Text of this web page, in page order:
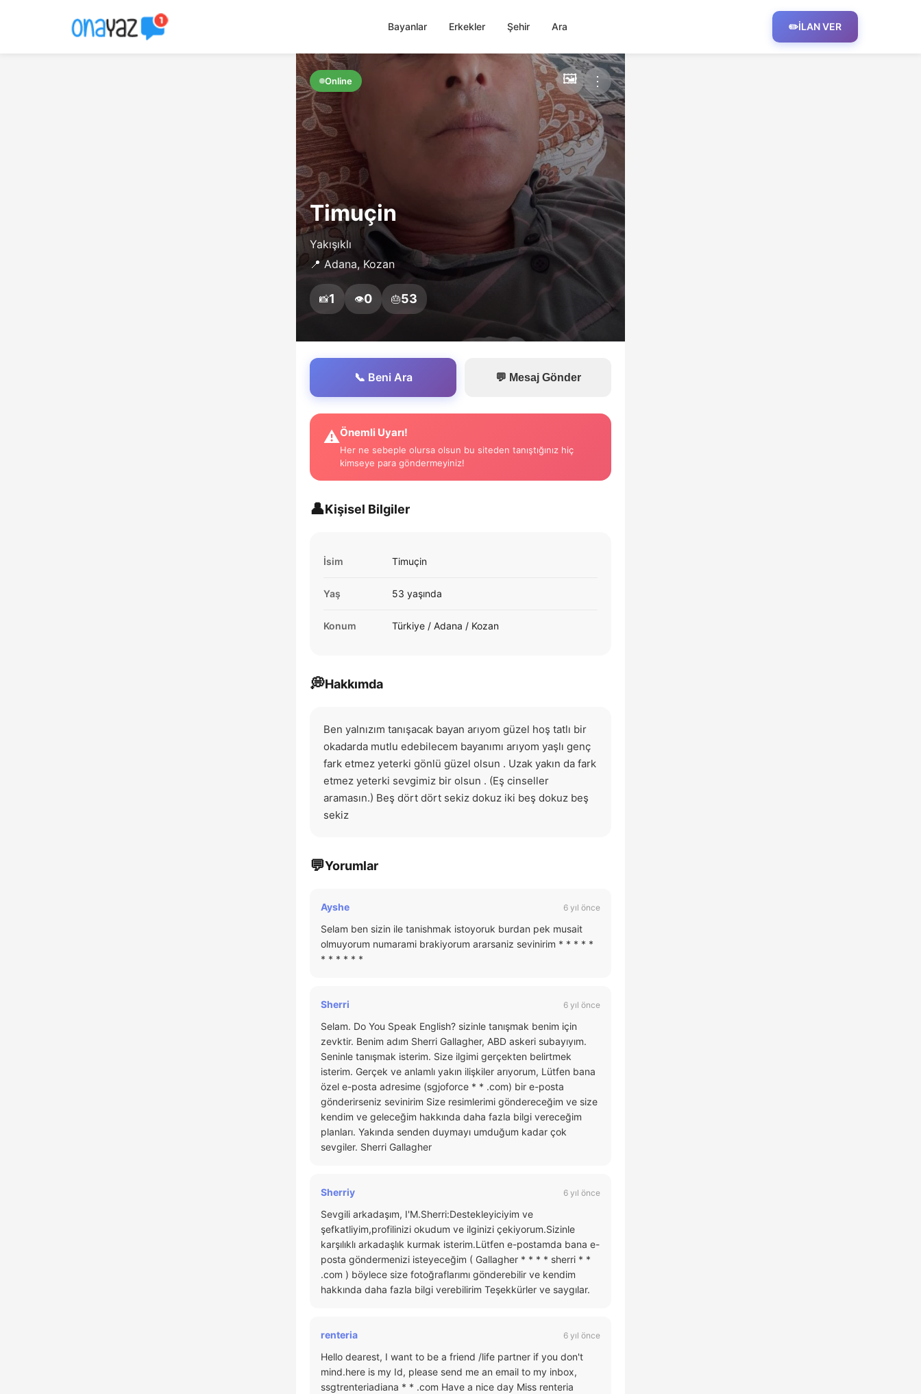
Bayanlar Erkekler Şehir Ara ✏️İLAN VER
Online 🖼️ ⋮
Timuçin
Yakışıklı
📍 Adana, Kozan
📸1 👁️0 🎂53
📞 Beni Ara 💬 Mesaj Gönder
⚠️Önemli Uyarı!
Her ne sebeple olursa olsun bu siteden tanıştığınız hiç
kimseye para göndermeyiniz!
👤Kişisel Bilgiler
İsim Timuçin
Yaş 53 yaşında
Konum Türkiye / Adana / Kozan
💭Hakkımda
Ben yalnızım tanışacak bayan arıyom güzel hoş tatlı bir
okadarda mutlu edebilecem bayanımı arıyom yaşlı genç
fark etmez yeterki gönlü güzel olsun . Uzak yakın da fark
etmez yeterki sevgimiz bir olsun . (Eş cinseller
aramasın.) Beş dört dört sekiz dokuz iki beş dokuz beş
sekiz
💬Yorumlar
Ayshe 6 yıl önce
Selam ben sizin ile tanishmak istoyoruk burdan pek musait
olmuyorum numarami brakiyorum ararsaniz sevinirim * * * * *
* * * * * *
Sherri 6 yıl önce
Selam. Do You Speak English? sizinle tanışmak benim için
zevktir. Benim adım Sherri Gallagher, ABD askeri subayıyım.
Seninle tanışmak isterim. Size ilgimi gerçekten belirtmek
isterim. Gerçek ve anlamlı yakın ilişkiler arıyorum, Lütfen bana
özel e-posta adresime (sgjoforce * * .com) bir e-posta
gönderirseniz sevinirim Size resimlerimi göndereceğim ve size
kendim ve geleceğim hakkında daha fazla bilgi vereceğim
planları. Yakında senden duymayı umduğum kadar çok
sevgiler. Sherri Gallagher
Sherriy 6 yıl önce
Sevgili arkadaşım, I'M.Sherri:Destekleyiciyim ve
şefkatliyim,profilinizi okudum ve ilginizi çekiyorum.Sizinle
karşılıklı arkadaşlık kurmak isterim.Lütfen e-postamda bana e-
posta göndermenizi isteyeceğim ( Gallagher * * * * sherri * *
.com ) böylece size fotoğraflarımı gönderebilir ve kendim
hakkında daha fazla bilgi verebilirim Teşekkürler ve saygılar.
renteria 6 yıl önce
Hello dearest, I want to be a friend /life partner if you don't
mind.here is my Id, please send me an email to my inbox,
ssgtrenteriadiana * * .com Have a nice day Miss renteria